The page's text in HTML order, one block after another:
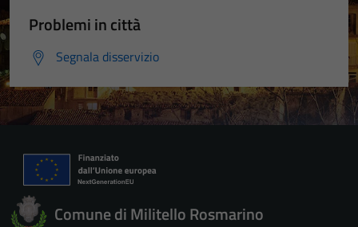
Problemi in città
Segnala disservizio
Comune di Militello Rosmarino